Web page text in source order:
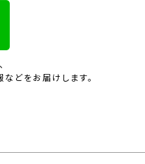
どをお届けします。